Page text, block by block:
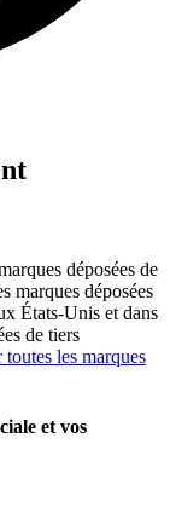
déposées de
marques déposées
États-Unis et dans
de tiers
toutes les marques
et vos